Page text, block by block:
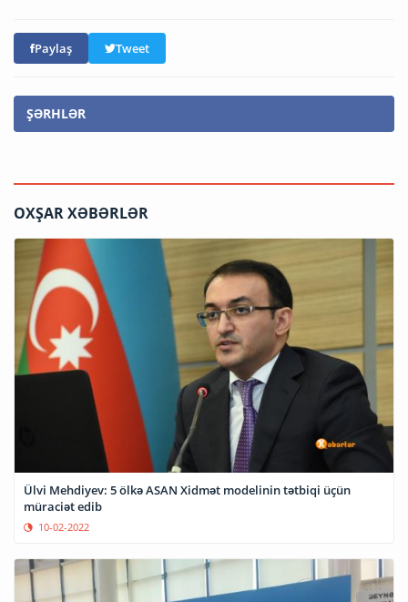
Paylaş Tweet
ŞƏRHLƏR
OXŞAR XƏBƏRLƏR
Ülvi Mehdiyev: 5 ölkə ASAN Xidmət modelinin tətbiqi üçün
müraciət edib
10-02-2022